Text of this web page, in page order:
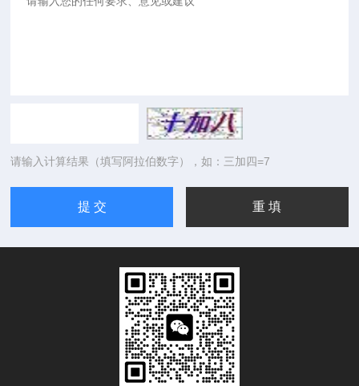
请输入计算结果（填写阿拉伯数字），如：三加四=7